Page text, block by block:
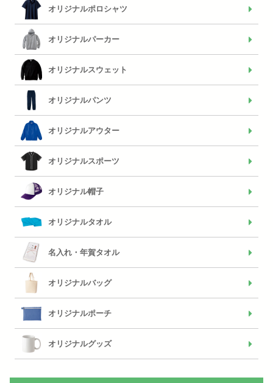
オリジナルポロシャツ
オリジナルパーカー
オリジナルスウェット
オリジナルパンツ
オリジナルアウター
オリジナルスポーツ
オリジナル帽子
オリジナルタオル
名入れ・年賀タオル
オリジナルバッグ
オリジナルポーチ
オリジナルグッズ